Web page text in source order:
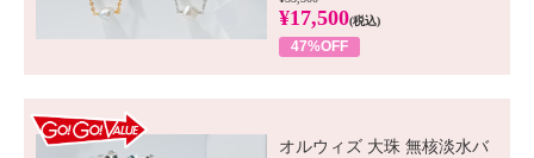
¥17,500(税込)
47%OFF
オルウィズ 大珠 無核淡水バ